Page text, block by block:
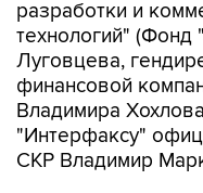
разработки и
технологий"
Луговцева,
финансовой
Владимира
"Интерфаксу"
СКР Владимир